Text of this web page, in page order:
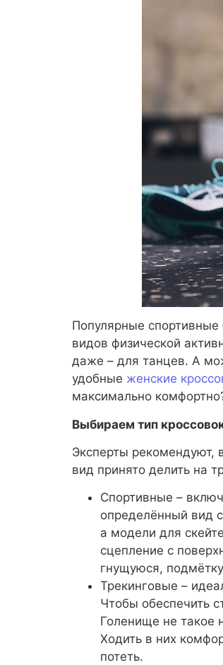
Популярные
видов физической
даже – для танцев. А
удобные женские
максимально
Выбираем тип
Эксперты рекомендуют,
вид принято делить на
Спортивные –
определённый вид
а модели для
сцепление с
гнущуюся,
Трекинговые –
Чтобы обеспечить
Голенище не такое
Ходить в них
потеть.